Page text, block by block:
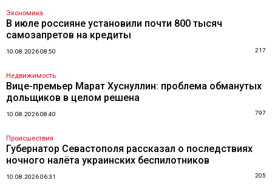
Экономика
В июле россияне установили почти 800 тысяч
самозапретов на кредиты
10.08.2026 08:50 217
Недвижимость
Вице-премьер Марат Хуснуллин: проблема обманутых
дольщиков в целом решена
10.08.2026 08:40 797
Происшествия
Губернатор Севастополя рассказал о последствиях
ночного налёта украинских беспилотников
10.08.2026 06:31 205